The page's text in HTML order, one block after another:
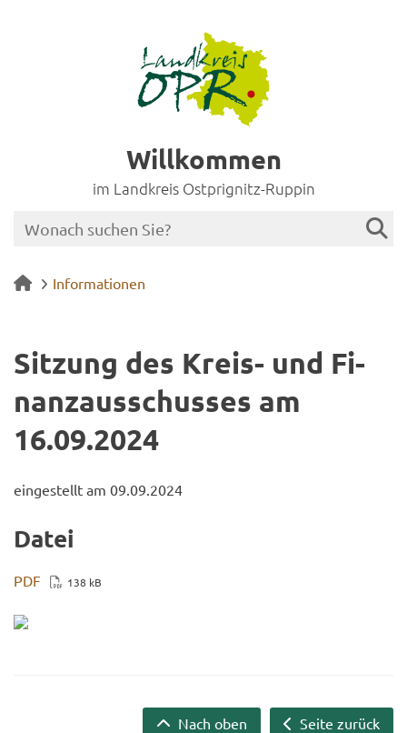
Willkommen
im Landkreis Ostprignitz-Ruppin
Informationen
Sit­zung des Kreis-​ und Fi­
nanz­aus­schus­ses am
16.09.2024
ein­ge­stellt am 09.09.2024
Datei
PDF 138 kB
Seite zurück
Nach oben